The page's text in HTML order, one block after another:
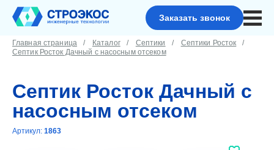
Заказать звонок
Главная страница Каталог Септики
Септики Росток
Септик Росток Дачный с насосным отсеком
Септик Росток Дачный с
насосным отсеком
Артикул: 1863